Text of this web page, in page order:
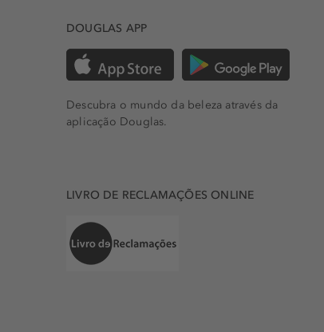
DOUGLAS APP
Descubra o mundo da beleza através da
aplicação Douglas.
LIVRO DE RECLAMAÇÕES ONLINE